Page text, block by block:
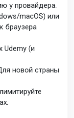
у провайдера.
macOS) или
браузера
Udemy (и
новой страны